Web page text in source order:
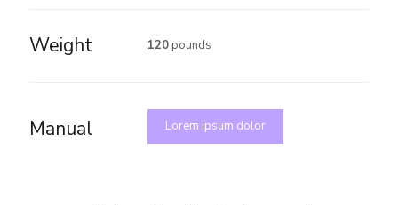
Weight 120 pounds
Manual Lorem ipsum dolor